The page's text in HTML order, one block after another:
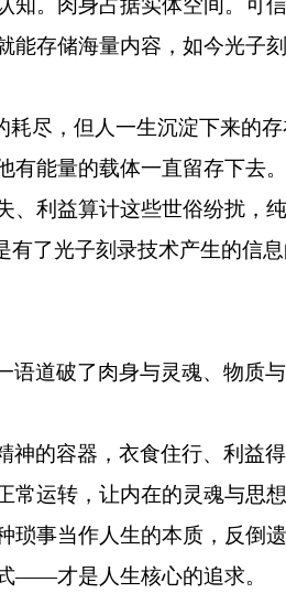
知。肉身占据实体空间。可
能存储海量内容，如今光子
耗尽，但人一生沉淀下来的
有能量的载体一直留存下去
利益算计这些世俗纷扰，
有了光子刻录技术产生的信
语道破了肉身与灵魂、物质
神的容器，衣食住行、利益
常运转，让内在的灵魂与思
事当作人生的本质，反倒遗
才是人生核心的追求。